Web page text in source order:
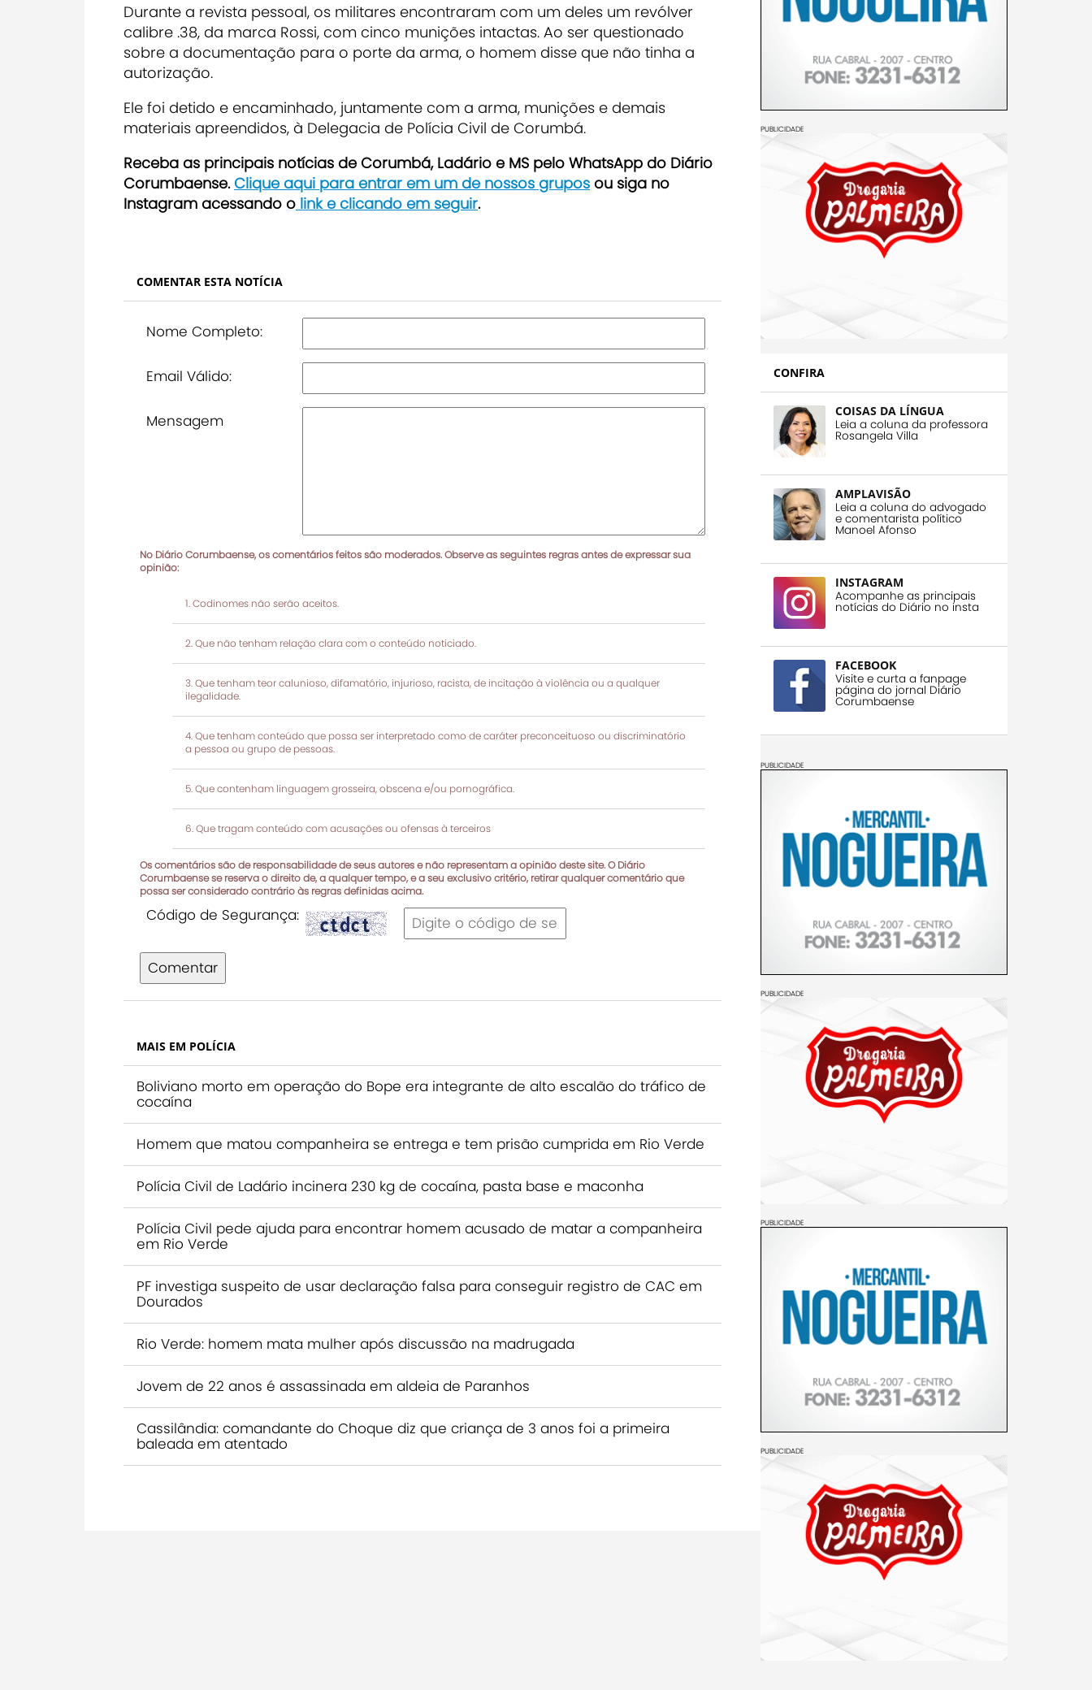
Durante a revista pessoal, os militares encontraram com um deles um revólver
calibre .38, da marca Rossi, com cinco munições intactas. Ao ser questionado
sobre a documentação para o porte da arma, o homem disse que não tinha a
autorização.
Ele foi detido e encaminhado, juntamente com a arma, munições e demais
materiais apreendidos, à Delegacia de Polícia Civil de Corumbá.
Receba as principais notícias de Corumbá, Ladário e MS pelo WhatsApp do Diário
Corumbaense.Clique aqui para entrar em um de nossos grupos ou siga no
Instagram acessando o link e clicando em seguir.
COMENTAR ESTA NOTÍCIA
Nome Completo:
Email Válido:
Mensagem
No Diário Corumbaense, os comentários feitos são moderados. Observe as seguintes regras antes de expressar sua
opinião:
Codinomes não serão aceitos.
Que não tenham relação clara com o conteúdo noticiado.
Que tenham teor calunioso, difamatório, injurioso, racista, de incitação à violência ou a qualquer
ilegalidade.
Que tenham conteúdo que possa ser interpretado como de caráter preconceituoso ou discriminatório
a pessoa ou grupo de pessoas.
Que contenham linguagem grosseira, obscena e/ou pornográfica.
Que tragam conteúdo com acusações ou ofensas à terceiros
Os comentários são de responsabilidade de seus autores e não representam a opinião deste site. O Diário
Corumbaense se reserva o direito de, a qualquer tempo, e a seu exclusivo critério, retirar qualquer comentário que
possa ser considerado contrário às regras definidas acima.
Código de Segurança:
Comentar
MAIS EM POLÍCIA
Boliviano morto em operação do Bope era integrante de alto escalão do tráfico de
cocaína
Homem que matou companheira se entrega e tem prisão cumprida em Rio Verde
Polícia Civil de Ladário incinera 230 kg de cocaína, pasta base e maconha
Polícia Civil pede ajuda para encontrar homem acusado de matar a companheira
em Rio Verde
PF investiga suspeito de usar declaração falsa para conseguir registro de CAC em
Dourados
Rio Verde: homem mata mulher após discussão na madrugada
Jovem de 22 anos é assassinada em aldeia de Paranhos
Cassilândia: comandante do Choque diz que criança de 3 anos foi a primeira
baleada em atentado
PUBLICIDADE
CONFIRA
COISAS DA LÍNGUA
Leia a coluna da professora
Rosangela Villa
AMPLAVISÃO
Leia a coluna do advogado
e comentarista político
Manoel Afonso
INSTAGRAM
Acompanhe as principais
notícias do Diário no insta
FACEBOOK
Visite e curta a fanpage
página do jornal Diário
Corumbaense
PUBLICIDADE
PUBLICIDADE
PUBLICIDADE
PUBLICIDADE